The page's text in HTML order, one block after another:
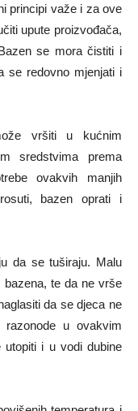
principi važe i za ove
upute proizvođača,
se mora čistiti i
se redovno mjenjati i
vršiti u kućnim
sredstvima prema
ovakvih manjih
bazen oprati i
da se tuširaju. Malu
bazena, te da ne vrše
da se djeca ne
u ovakvim
utopiti i u vodi dubine